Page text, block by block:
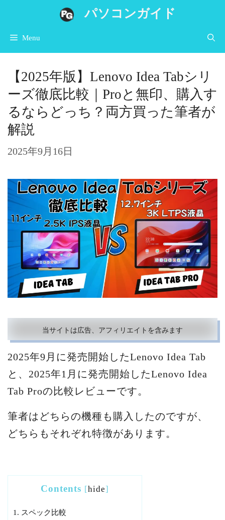
へ
ス
キ
パソコンガイド
Menu
【2025年版】Lenovo Idea Tabシリ
ーズ徹底比較｜Proと無印、購入す
るならどっち？両方買った筆者が
解説
2025年9月16日
当サイトは広告、アフィリエイトを含みます
2025年9月に発売開始したLenovo Idea Tab
と、2025年1月に発売開始したLenovo Idea
Tab Proの比較レビューです。
筆者はどちらの機種も購入したのですが、
どちらもそれぞれ特徴があります。
Contents [hide]
1. スペック比較